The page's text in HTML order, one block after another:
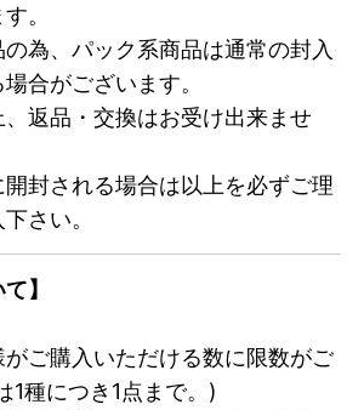
。
為、パック系商品は通常の封入
合がございます。
返品・交換はお受け出来ませ
封される場合は以上を必ずご理
さい。
】
ご購入いただける数に限数がご
1種につき1点まで。)